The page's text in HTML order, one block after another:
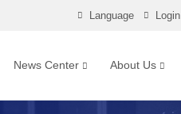
Language Login
News Center About Us